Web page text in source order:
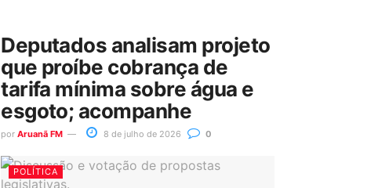
Deputados analisam projeto
que proíbe cobrança de
tarifa mínima sobre água e
esgoto; acompanhe
por Aruanã FM 8 de julho de 2026 0
POLÍTICA